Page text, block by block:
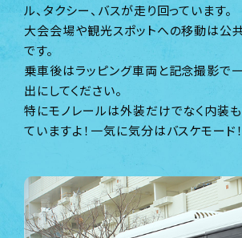
ル、タクシー、バスが走り回っています。
大会会場や観光スポットへの移動は公
です。
乗車後はラッピング車両と記念撮影で
出にしてください。
特にモノレールは外装だけでなく内装
ていますよ！一気に気分はバスケモード！